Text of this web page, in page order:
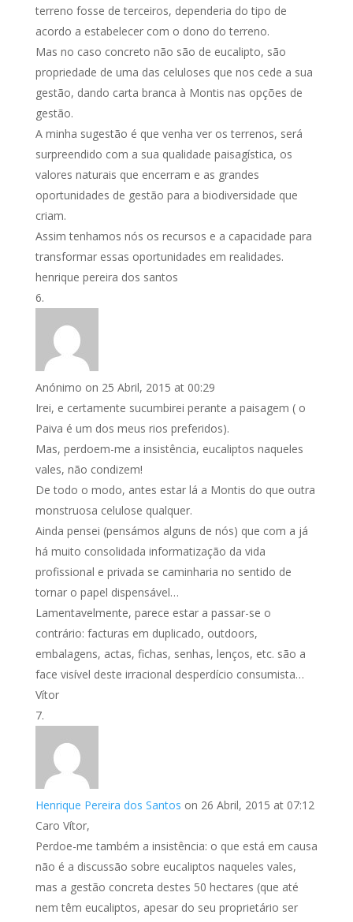
terreno fosse de terceiros, dependeria do tipo de
acordo a estabelecer com o dono do terreno.
Mas no caso concreto não são de eucalipto, são
propriedade de uma das celuloses que nos cede a sua
gestão, dando carta branca à Montis nas opções de
gestão.
A minha sugestão é que venha ver os terrenos, será
surpreendido com a sua qualidade paisagística, os
valores naturais que encerram e as grandes
oportunidades de gestão para a biodiversidade que
criam.
Assim tenhamos nós os recursos e a capacidade para
transformar essas oportunidades em realidades.
henrique pereira dos santos
Anónimo on 25 Abril, 2015 at 00:29
Irei, e certamente sucumbirei perante a paisagem ( o
Paiva é um dos meus rios preferidos).
Mas, perdoem-me a insistência, eucaliptos naqueles
vales, não condizem!
De todo o modo, antes estar lá a Montis do que outra
monstruosa celulose qualquer.
Ainda pensei (pensámos alguns de nós) que com a já
há muito consolidada informatização da vida
profissional e privada se caminharia no sentido de
tornar o papel dispensável…
Lamentavelmente, parece estar a passar-se o
contrário: facturas em duplicado, outdoors,
embalagens, actas, fichas, senhas, lenços, etc. são a
face visível deste irracional desperdício consumista…
Vítor
Henrique Pereira dos Santos on 26 Abril, 2015 at 07:12
Caro Vítor,
Perdoe-me também a insistência: o que está em causa
não é a discussão sobre eucaliptos naqueles vales,
mas a gestão concreta destes 50 hectares (que até
nem têm eucaliptos, apesar do seu proprietário ser